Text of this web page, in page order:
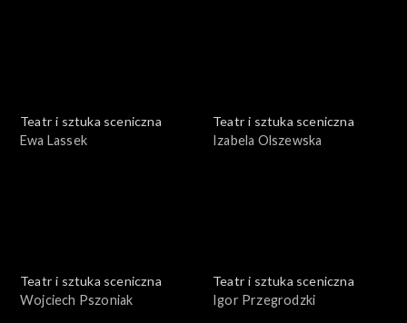
Teatr i sztuka sceniczna
Ewa Lassek
Teatr i sztuka sceniczna
Izabela Olszewska
Teatr i sztuka sceniczna
Wojciech Pszoniak
Teatr i sztuka sceniczna
Igor Przegrodzki